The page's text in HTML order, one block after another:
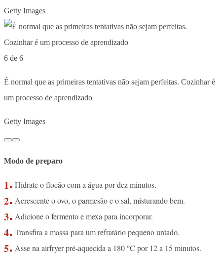
Getty Images
6 de 6
É normal que as primeiras tentativas não sejam perfeitas. Cozinhar é
um processo de aprendizado
Getty Images
Modo de preparo
Hidrate o flocão com a água por dez minutos.
Acrescente o ovo, o parmesão e o sal, misturando bem.
Adicione o fermento e mexa para incorporar.
Transfira a massa para um refratário pequeno untado.
Asse na airfryer pré-aquecida a 180 °C por 12 a 15 minutos.